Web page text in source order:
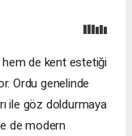
de kent estetiği
Ordu genelinde
ile göz doldurmaya
de modern